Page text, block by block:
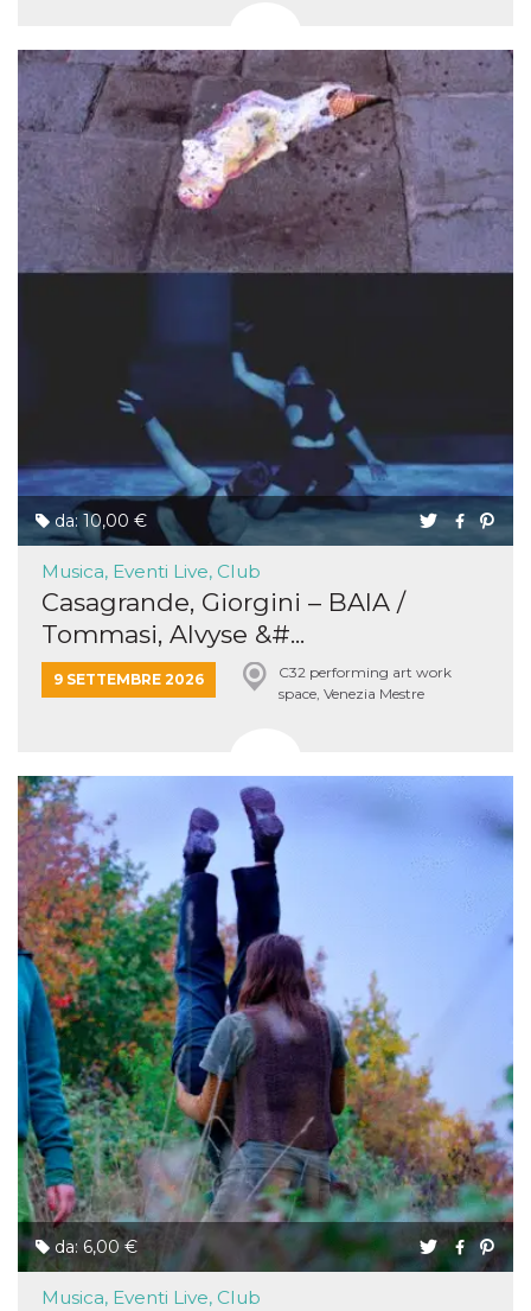
da: 10,00 €
Musica, Eventi Live, Club
Casagrande, Giorgini – BAIA /
Tommasi, Alvyse &#...
9 SETTEMBRE 2026
C32 performing art work
space, Venezia Mestre
da: 6,00 €
Musica, Eventi Live, Club